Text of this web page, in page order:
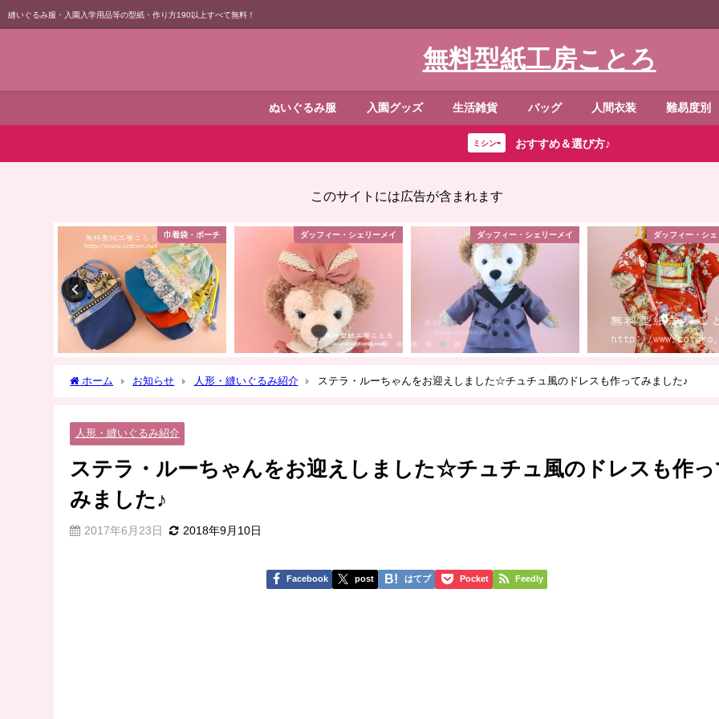
縫いぐるみ服・入園入学用品等の型紙・作り方190以上すべて無料！
無料型紙工房ことろ
ぬいぐるみ服 入園グッズ 生活雑貨 バッグ 人間衣装 難易度別
ミシン⇨ おすすめ＆選び方♪
このサイトには広告が含まれます
巾着袋・ポーチ ダッフィー・シェリーメイ ダッフィー・シェリーメイ ダッフィー・シ
ホーム お知らせ 人形・縫いぐるみ紹介 ステラ・ルーちゃんをお迎えしました☆チュチュ風のドレスも作ってみました♪
人形・縫いぐるみ紹介
ステラ・ルーちゃんをお迎えしました☆チュチュ風のドレスも作
みました♪
2017年6月23日 2018年9月10日
Facebook post はてブ Pocket Feedly